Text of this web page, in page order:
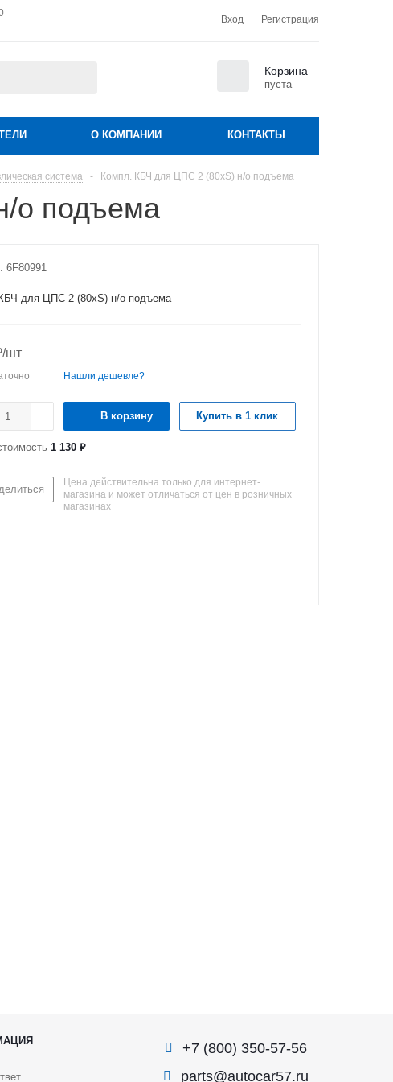
Вход Регистрация
Корзина
пуста
О КОМПАНИИ КОНТАКТЫ
система - Компл. КБЧ для ЦПС 2 (80хS) н/о подъема
о подъема
6F80991
для ЦПС 2 (80хS) н/о подъема
/шт
Нашли дешевле?
В корзину Купить в 1 клик
1 130 ₽
Цена действительна только для интернет-
магазина и может отличаться от цен в розничных
магазинах
+7 (800) 350-57-56
parts@autocar57.ru